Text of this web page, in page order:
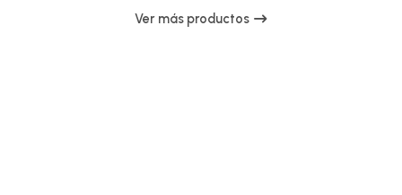
Ver más productos